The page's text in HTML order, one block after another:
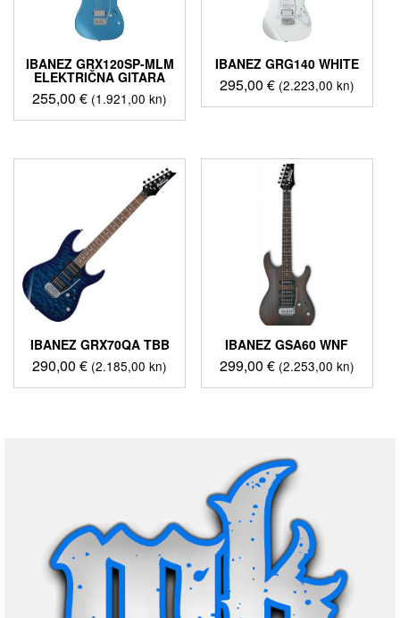
IBANEZ GRX120SP-MLM
ELEKTRIČNA GITARA
255,00€ (1.921,00 kn)
IBANEZ GRG140 WHITE
295,00 € (2.223,00 kn)
IBANEZ GRX70QA TBB
290,00€ (2.185,00 kn)
IBANEZ GSA60 WNF
299,00 € (2.253,00 kn)